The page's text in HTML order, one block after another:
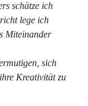
schätze ich
lege ich
Miteinander
sich
Kreativität zu